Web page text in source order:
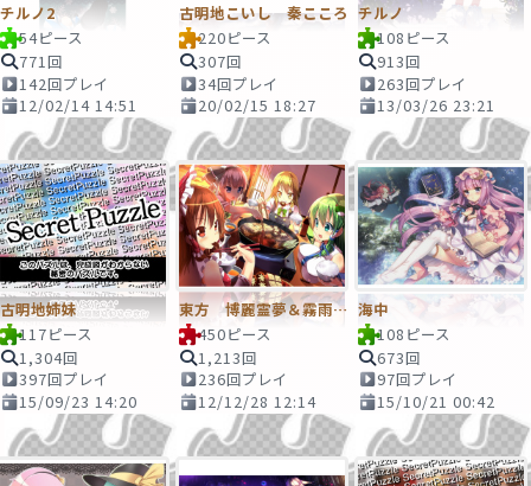
チルノ2
54ピース
771回
142回プレイ
12/02/14 14:51
古明地こいし 秦こころ
220ピース
307回
34回プレイ
20/02/15 18:27
チルノ
108ピース
913回
263回プレイ
13/03/26 23:21
古明地姉妹
117ピース
1,304回
397回プレイ
15/09/23 14:20
東方 博麗霊夢＆霧雨魔理沙＆魂魄妖夢＆東風谷早苗
450ピース
1,213回
236回プレイ
12/12/28 12:14
海中
108ピース
673回
97回プレイ
15/10/21 00:42